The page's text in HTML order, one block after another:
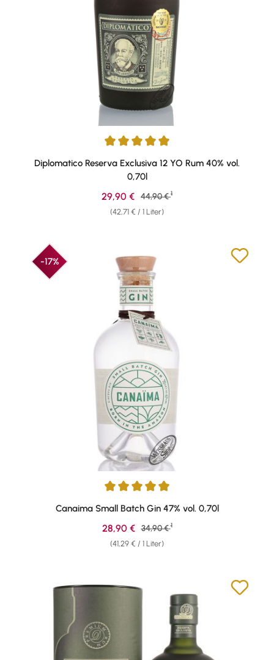
Durchschnittliche Bewertung von 4.9 von 5 Sternen
Diplomatico Reserva Exclusiva 12 YO Rum 40% vol.
0,70l
(42,71 € / 1 Liter)
Verkaufspreis:
29,90 € Regulärer Preis:
44,90 € 1
-17%
Durchschnittliche Bewertung von 4.92 von 5 Sternen
Canaima Small Batch Gin 47% vol. 0,70l
(41,29 € / 1 Liter)
Verkaufspreis:
28,90 € Regulärer Preis:
34,90 € 1